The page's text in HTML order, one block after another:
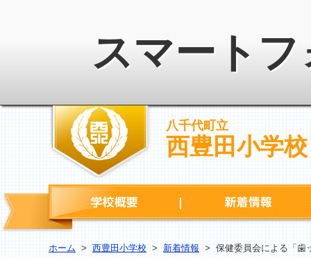
スマート
八千代町立
西豊田小学校
学校概要
ホーム > 西豊田小学校 > 新着情報 > 保健委員会による「歯